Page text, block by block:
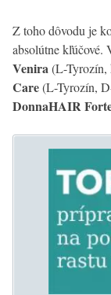
Z toho dôvodu je
absolútne kľúčové.
Venira(L-Tyrozín,
Care(L-Tyrozín,
DonnaHAIR